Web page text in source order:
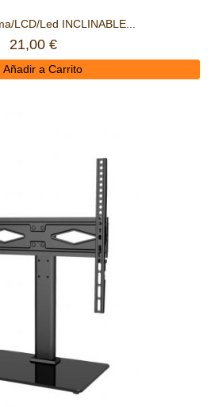
LCD/Led INCLINABLE...
21,00 €
Añadir a Carrito